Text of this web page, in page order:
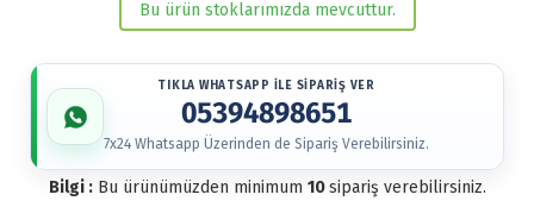
Bu ürün stoklarımızda mevcuttur.
TIKLA WHATSAPP İLE SİPARİŞ VER
05394898651
7x24 Whatsapp Üzerinden de Sipariş Verebilirsiniz.
Bilgi :Bu ürünümüzden minimum 10sipariş verebilirsiniz.